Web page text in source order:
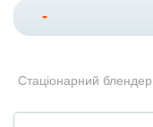
-
Стаціонарний